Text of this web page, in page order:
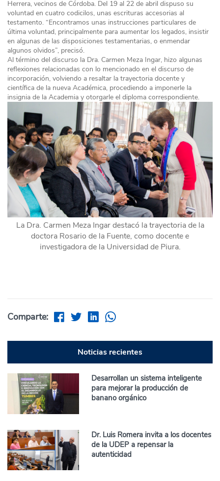
Herrera, vecinos de Córdoba. Del 19 al 22 de abril dispuso su
voluntad en cuatro codicilos, unas escrituras accesorias al
testamento. “Encontramos unas instrucciones particulares de
última voluntad, principalmente para aumentar los legados, insistir
en algunas de las disposiciones testamentarias, o enmendar
algunos olvidos”, precisó.
Al término del discurso la Dra. Carmen Meza Ingar, hizo algunas
reflexiones relacionadas con lo mencionado en el discurso de
incorporación, volviendo a resaltar la trayectoria docente y
científica de la nueva Académica, procediendo a imponerle la
insignia de la Academia y otorgarle el diploma correspondiente.
La Dra. Carmen Meza Ingar destacó la trayectoria de la
doctora Rosario de la Fuente, como docente e
investigadora de la Universidad de Piura.
Comparte:
Noticias recientes
Desarrollan un sistema inteligente
para mejorar la producción de
banano orgánico
Dr. Luis Romera invita a los docentes
de la UDEP a repensar la
autenticidad